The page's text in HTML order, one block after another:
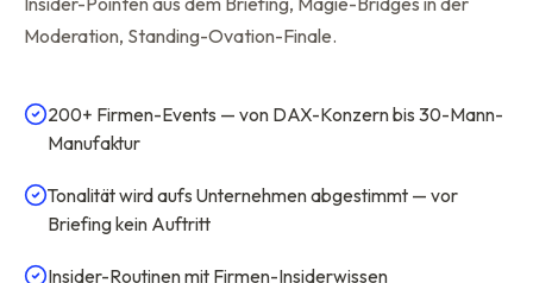
Moderation, Standing-Ovation-Finale.
200+ Firmen-Events — von DAX-Konzern bis 30-Mann-
Manufaktur
Tonalität wird aufs Unternehmen abgestimmt — vor
Briefing kein Auftritt
Insider-Routinen mit Firmen-Insiderwissen